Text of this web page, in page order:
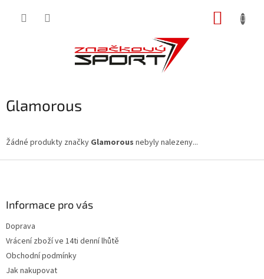
Glamorous
Žádné produkty značky Glamorous nebyly nalezeny...
Informace pro vás
Doprava
Vrácení zboží ve 14ti denní lhůtě
Obchodní podmínky
Jak nakupovat